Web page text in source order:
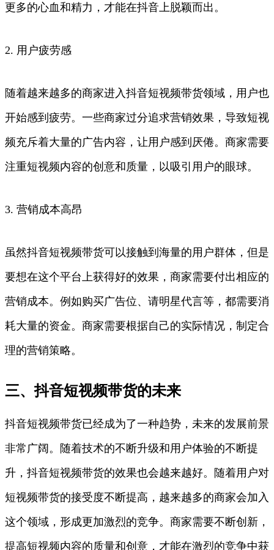
更多的心血和精力，才能在抖音上脱颖而出。
2. 用户疲劳感
随着越来越多的商家进入抖音短视频带货领域，用户也
开始感到疲劳。一些商家过分追求营销效果，导致短视
频充斥着大量的广告内容，让用户感到厌倦。商家需要
注重短视频内容的创意和质量，以吸引用户的眼球。
3. 营销成本高昂
虽然抖音短视频带货可以接触到海量的用户群体，但是
要想在这个平台上获得好的效果，商家需要付出相应的
营销成本。例如购买广告位、请明星代言等，都需要消
耗大量的资金。商家需要根据自己的实际情况，制定合
理的营销策略。
三、抖音短视频带货的未来
抖音短视频带货已经成为了一种趋势，未来的发展前景
非常广阔。随着技术的不断升级和用户体验的不断提
升，抖音短视频带货的效果也会越来越好。随着用户对
短视频带货的接受度不断提高，越来越多的商家会加入
这个领域，形成更加激烈的竞争。商家需要不断创新，
提高短视频内容的质量和创意，才能在激烈的竞争中获